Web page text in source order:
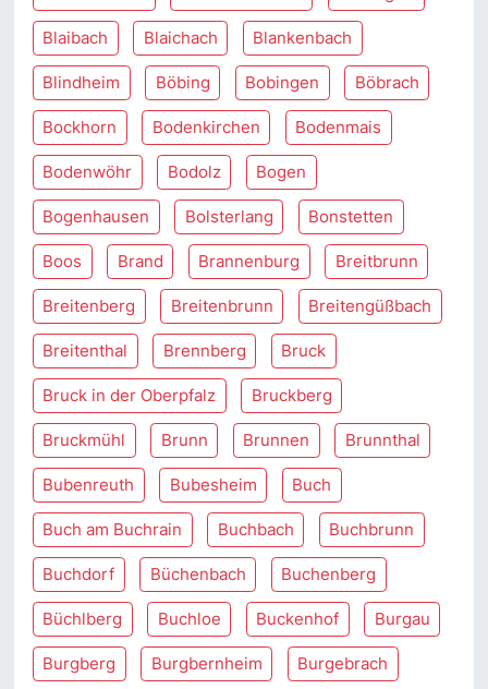
Blaibach Blaichach Blankenbach
Blindheim Böbing Bobingen Böbrach
Bockhorn Bodenkirchen Bodenmais
Bodenwöhr Bodolz Bogen
Bogenhausen Bolsterlang Bonstetten
Boos Brand Brannenburg Breitbrunn
Breitenberg Breitenbrunn Breitengüßbach
Breitenthal Brennberg Bruck
Bruck in der Oberpfalz Bruckberg
Bruckmühl Brunn Brunnen Brunnthal
Bubenreuth Bubesheim Buch
Buch am Buchrain Buchbach Buchbrunn
Buchdorf Büchenbach Buchenberg
Büchlberg Buchloe Buckenhof Burgau
Burgberg Burgbernheim Burgebrach